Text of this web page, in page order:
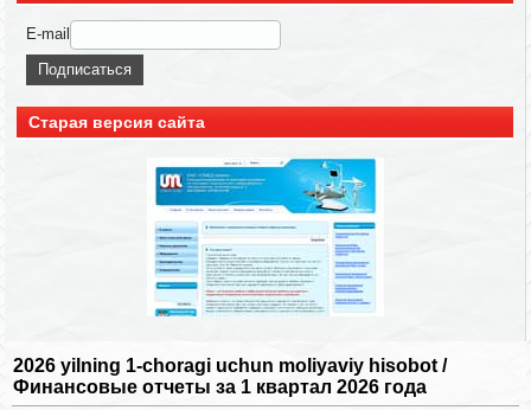
E-mail
Старая версия сайта
2026 yilning 1-choragi uchun moliyaviy hisobot /
Финансовые отчеты за 1 квартал 2026 года